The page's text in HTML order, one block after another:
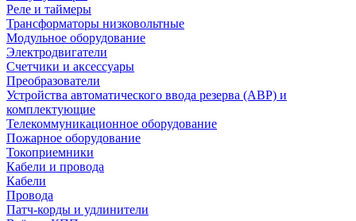
Реле и таймеры
Трансформаторы низковольтные
Модульное оборудование
Электродвигатели
Счетчики и аксессуары
Преобразователи
Устройства автоматического ввода резерва (АВР) и
комплектующие
Телекоммуникационное оборудование
Пожарное оборудование
Токоприемники
Кабели и провода
Кабели
Провода
Патч-корды и удлинители